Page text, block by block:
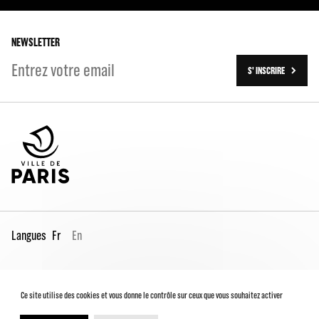
NEWSLETTER
S' INSCRIRE
Langues Fr En
Conditions générales de vente
Charte du spectateur
Ce site utilise des cookies et vous donne le contrôle sur ceux que vous souhaitez activer